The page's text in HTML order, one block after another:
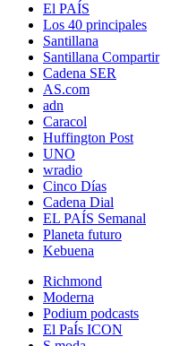
El PAÍS
Los 40 principales
Santillana
Santillana Compartir
Cadena SER
AS.com
adn
Caracol
Huffington Post
UNO
wradio
Cinco Días
Cadena Dial
EL PAÍS Semanal
Planeta futuro
Kebuena
Richmond
Moderna
Podium podcasts
El PaÍs ICON